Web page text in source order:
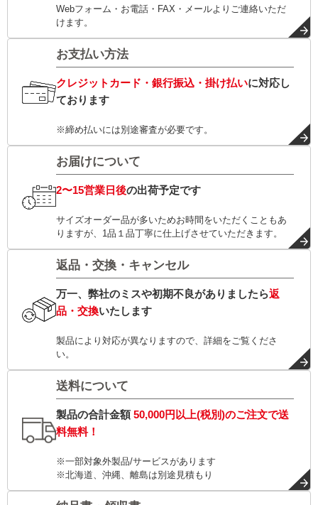
Webフォーム・お電話・FAX・メールよりご連絡いただ
けます。
お支払い方法
クレジットカード・銀行振込・掛け払いに対応し
ております
※締め払いには別途審査が必要です。
お届けについて
2〜15営業日後の出荷予定です
サイズオーダー品が多いためお時間をいただくこともあ
りますが、1品１品丁寧に仕上げさせていただきます。
返品・交換・キャンセル
万一、弊社のミスや初期不良がありましたら返
品・交換いたします
製品により対応が異なりますので、詳細をご覧くださ
い。
送料について
製品の合計金額50,000円以上(税別)のご注文で送
料無料！
※一部対象外製品/サービスがあります
※北海道、沖縄、離島は別途見積もり